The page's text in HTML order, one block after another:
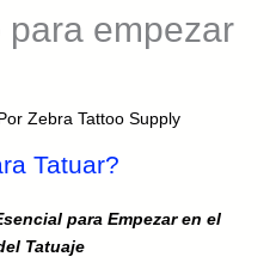
empezar
Zebra Tattoo Supply
Tatuar?
para Empezar en el
Tatuaje